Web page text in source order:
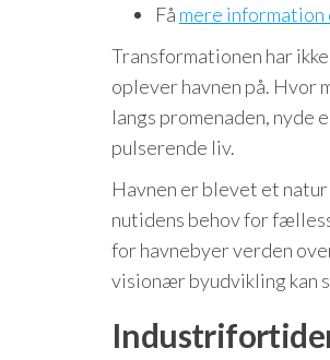
Få mere information
Transformationen har
oplever havnen på. Hvor
langs promenaden, nyde
pulserende liv.
Havnen er blevet et
nutidens behov for
for havnebyer verden
visionær byudvikling kan